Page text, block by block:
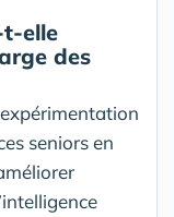
elle
des
seniors en